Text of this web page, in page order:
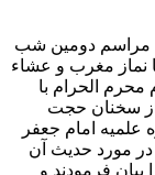
مراسم دومین شب
مغرب و عشاء
الحرام با
سخنان حجت
علمیه امام جعفر
مورد حدیث آن
بیان فرمودند و